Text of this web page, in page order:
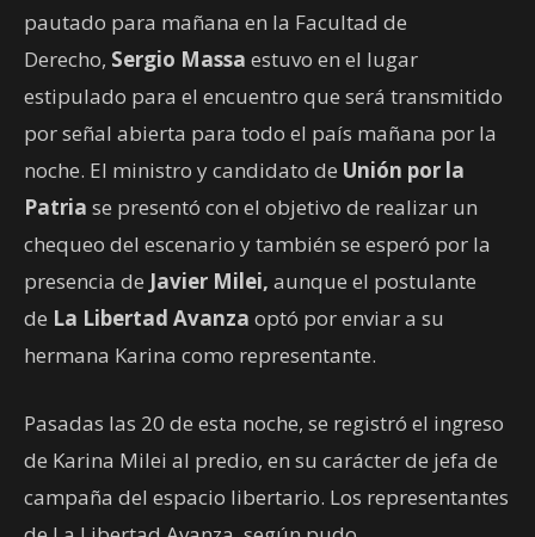
pautado para mañana en la Facultad de
Derecho, Sergio Massa estuvo en el lugar
estipulado para el encuentro que será transmitido
por señal abierta para todo el país mañana por la
noche. El ministro y candidato de Unión por la
Patria se presentó con el objetivo de realizar un
chequeo del escenario y también se esperó por la
presencia de Javier Milei, aunque el postulante
de La Libertad Avanza optó por enviar a su
hermana Karina como representante.
Pasadas las 20 de esta noche, se registró el ingreso
de Karina Milei al predio, en su carácter de jefa de
campaña del espacio libertario. Los representantes